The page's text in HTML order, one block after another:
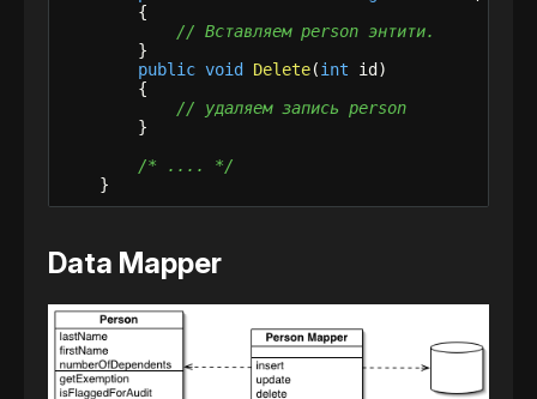
        {
// Вставляем person энтити.
        }
public void Delete(int id)
        {
// удаляем запись person
        }
/* .... */
    }
Data Mapper